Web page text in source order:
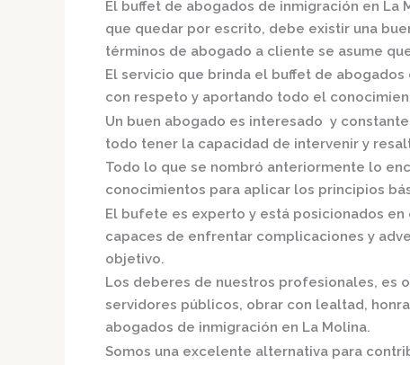
El buffet de abogados de inmigración en La
que quedar por escrito, debe existir una
términos de abogado a cliente se asume
El servicio que brinda el buffet de abogados
con respeto y aportando todo el
Un buen abogado es interesado y
todo tener la capacidad de intervenir y
Todo lo que se nombró anteriormente lo
conocimientos para aplicar los principios
El bufete es experto y está posicionados en
capaces de enfrentar complicaciones y
objetivo.
Los deberes de nuestros profesionales, es
servidores públicos, obrar con lealtad,
abogados de inmigración en La Molina.
Somos una excelente alternativa para